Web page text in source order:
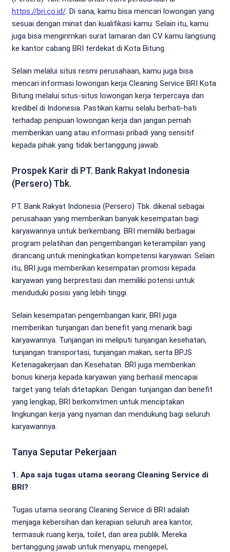
https://bri.co.id/. Di sana, kamu bisa mencari lowongan yang
sesuai dengan minat dan kualifikasi kamu. Selain itu, kamu
juga bisa mengirimkan surat lamaran dan CV kamu langsung
ke kantor cabang BRI terdekat di Kota Bitung.
Selain melalui situs resmi perusahaan, kamu juga bisa
mencari informasi lowongan kerja Cleaning Service BRI Kota
Bitung melalui situs-situs lowongan kerja terpercaya dan
kredibel di Indonesia. Pastikan kamu selalu berhati-hati
terhadap penipuan lowongan kerja dan jangan pernah
memberikan uang atau informasi pribadi yang sensitif
kepada pihak yang tidak bertanggung jawab.
Prospek Karir di PT. Bank Rakyat Indonesia
(Persero) Tbk.
PT. Bank Rakyat Indonesia (Persero) Tbk. dikenal sebagai
perusahaan yang memberikan banyak kesempatan bagi
karyawannya untuk berkembang. BRI memiliki berbagai
program pelatihan dan pengembangan keterampilan yang
dirancang untuk meningkatkan kompetensi karyawan. Selain
itu, BRI juga memberikan kesempatan promosi kepada
karyawan yang berprestasi dan memiliki potensi untuk
menduduki posisi yang lebih tinggi.
Selain kesempatan pengembangan karir, BRI juga
memberikan tunjangan dan benefit yang menarik bagi
karyawannya. Tunjangan ini meliputi tunjangan kesehatan,
tunjangan transportasi, tunjangan makan, serta BPJS
Ketenagakerjaan dan Kesehatan. BRI juga memberikan
bonus kinerja kepada karyawan yang berhasil mencapai
target yang telah ditetapkan. Dengan tunjangan dan benefit
yang lengkap, BRI berkomitmen untuk menciptakan
lingkungan kerja yang nyaman dan mendukung bagi seluruh
karyawannya.
Tanya Seputar Pekerjaan
1. Apa saja tugas utama seorang Cleaning Service di
BRI?
Tugas utama seorang Cleaning Service di BRI adalah
menjaga kebersihan dan kerapian seluruh area kantor,
termasuk ruang kerja, toilet, dan area publik. Mereka
bertanggung jawab untuk menyapu, mengepel,